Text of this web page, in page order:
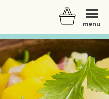
menu